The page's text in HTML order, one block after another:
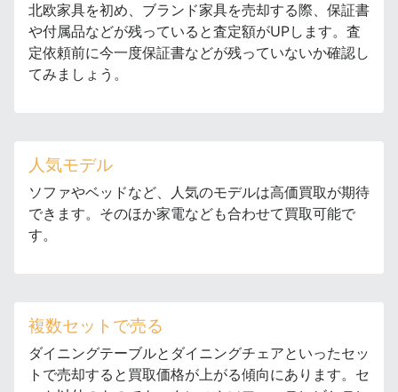
北欧家具を初め、ブランド家具を売却する際、保証書
や付属品などが残っていると査定額がUPします。査
定依頼前に今一度保証書などが残っていないか確認し
てみましょう。
人気モデル
ソファやベッドなど、人気のモデルは高価買取が期待
できます。そのほか家電なども合わせて買取可能で
す。
複数セットで売る
ダイニングテーブルとダイニングチェアといったセッ
トで売却すると買取価格が上がる傾向にあります。セ